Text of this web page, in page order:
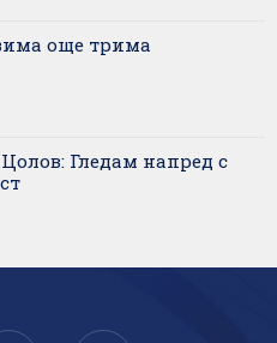
още трима
Гледам напред с